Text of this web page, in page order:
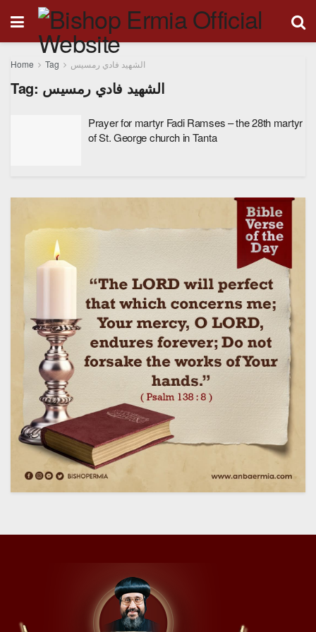
Home Tag الشهيد فادي رمسيس
Tag: الشهيد فادي رمسيس
Prayer for martyr Fadi Ramses – the 28th martyr
of St. George church in Tanta